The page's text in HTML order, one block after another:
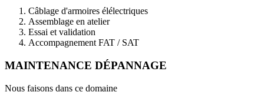
Câblage d'armoires élélectriques
Assemblage en atelier
Essai et validation
Accompagnement FAT / SAT
MAINTENANCE DÉPANNAGE
Nous faisons dans ce domaine